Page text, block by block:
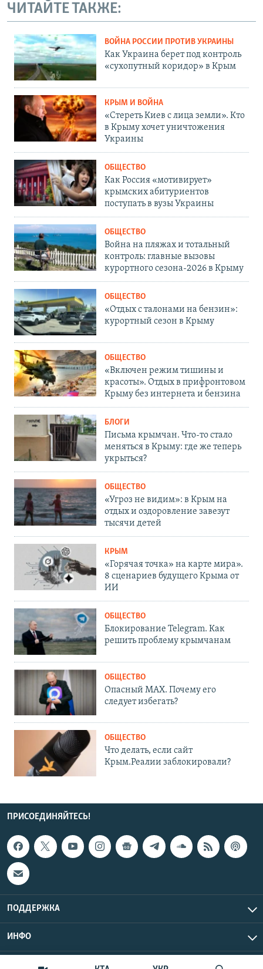
ЧИТАЙТЕ ТАКЖЕ:
ВОЙНА РОССИИ ПРОТИВ УКРАИНЫ
Как Украина берет под контроль
«сухопутный коридор» в Крым
КРЫМ И ВОЙНА
«Стереть Киев с лица земли». Кто
в Крыму хочет уничтожения
Украины
ОБЩЕСТВО
Как Россия «мотивирует»
крымских абитуриентов
поступать в вузы Украины
ОБЩЕСТВО
Война на пляжах и тотальный
контроль: главные вызовы
курортного сезона-2026 в Крыму
ОБЩЕСТВО
«Отдых с талонами на бензин»:
курортный сезон в Крыму
ОБЩЕСТВО
«Включен режим тишины и
красоты». Отдых в прифронтовом
Крыму без интернета и бензина
БЛОГИ
Письма крымчан. Что-то стало
меняться в Крыму: где же теперь
укрыться?
ОБЩЕСТВО
«Угроз не видим»: в Крым на
отдых и оздоровление завезут
тысячи детей
КРЫМ
«Горячая точка» на карте мира».
8 сценариев будущего Крыма от
ИИ
ОБЩЕСТВО
Блокирование Telegram. Как
решить проблему крымчанам
ОБЩЕСТВО
Опасный MAX. Почему его
следует избегать?
ОБЩЕСТВО
Что делать, если сайт
Крым.Реалии заблокировали?
ПРИСОЕДИНЯЙТЕСЬ!
ПОДДЕРЖКА
ИНФО